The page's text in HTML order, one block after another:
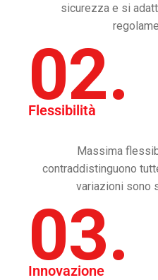
sicurezza e si
02.
Flessibilità
Massima
contraddistinguono
variazioni sono
03.
Innovazione